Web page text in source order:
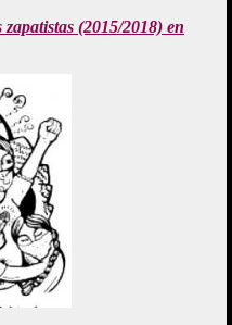
zapatistas (2015/2018) en